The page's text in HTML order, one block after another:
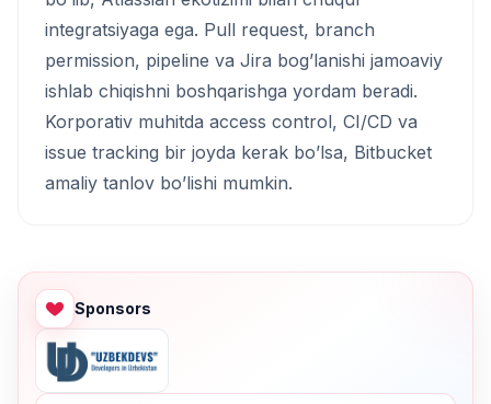
integratsiyaga ega. Pull request, branch
permission, pipeline va Jira bog’lanishi jamoaviy
ishlab chiqishni boshqarishga yordam beradi.
Korporativ muhitda access control, CI/CD va
issue tracking bir joyda kerak bo’lsa, Bitbucket
amaliy tanlov bo’lishi mumkin.
Sponsors